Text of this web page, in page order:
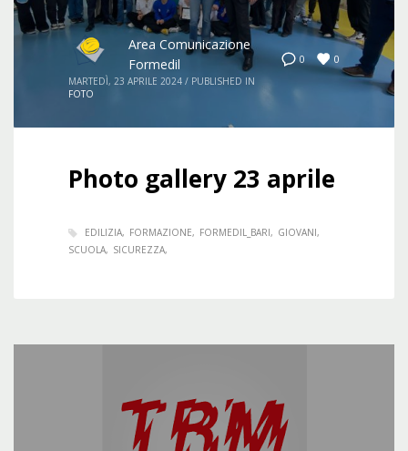
0 0
Area Comunicazione
Formedil
MARTEDÌ, 23 APRILE 2024 / PUBLISHED IN
FOTO
Photo gallery 23 aprile
EDILIZIA FORMAZIONE FORMEDIL_BARI
GIOVANI
SCUOLA
SICUREZZA